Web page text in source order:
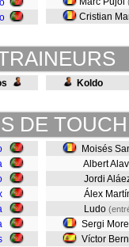
Cristian
Koldo
DE
Moisés
Albert
Jordi
Álex
Ludo
Sergi
Víctor